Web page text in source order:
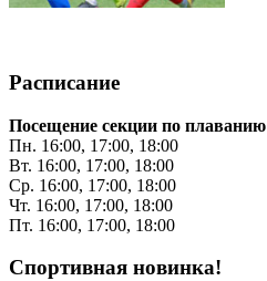
Расписание
Посещение секции по плаванию
Пн. 16:00, 17:00, 18:00
Вт. 16:00, 17:00, 18:00
Ср. 16:00, 17:00, 18:00
Чт. 16:00, 17:00, 18:00
Пт. 16:00, 17:00, 18:00
Спортивная новинка!